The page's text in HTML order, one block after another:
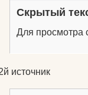
Скрытый
Для просмотра
источник